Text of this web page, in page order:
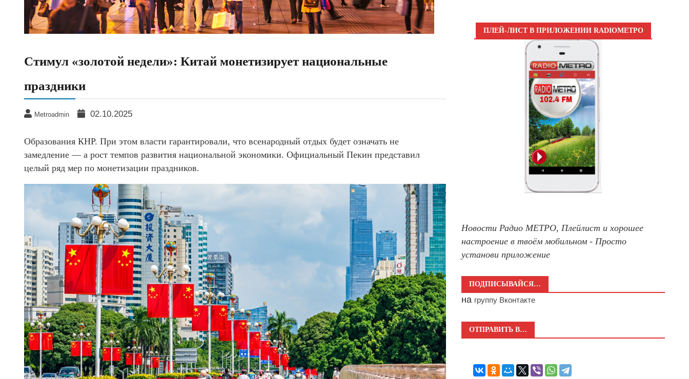
Стимул «золотой недели»: Китай монетизирует национальные
праздники
Metroadmin 02.10.2025
Образования КНР. При этом власти гарантировали, что всенародный отдых будет означать не
замедление — а рост темпов развития национальной экономики. Официальный Пекин представил
целый ряд мер по монетизации праздников.
ПЛЕЙ-ЛИСТ В ПРИЛОЖЕНИИ RADIOМЕТРО
Новости Радио МЕТРО, Плейлист и хорошее
настроение в твоём мобильном - Просто
установи приложение
ПОДПИСЫВАЙСЯ…
на группу Вконтакте
ОТПРАВИТЬ В…